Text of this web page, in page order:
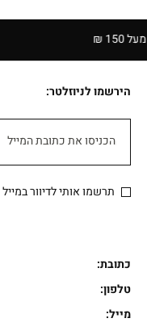
הירשמו לניוזלטר:
הכניסו את כתובת המייל
תרשמו אותי לדיוור במייל
כתובת:
טלפון:
מייל: